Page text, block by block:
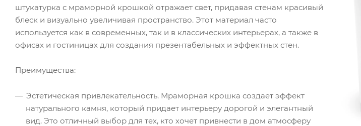
штукатурка с мраморной крошкой отражает свет, придавая стенам красивый
блеск и визуально увеличивая пространство. Этот материал часто
используется как в современных, так и в классических интерьерах, а также в
офисах и гостиницах для создания презентабельных и эффектных стен.
Преимущества:
Эстетическая привлекательность. Мраморная крошка создает эффект
натурального камня, который придает интерьеру дорогой и элегантный
вид. Это отличный выбор для тех, кто хочет привнести в дом атмосферу